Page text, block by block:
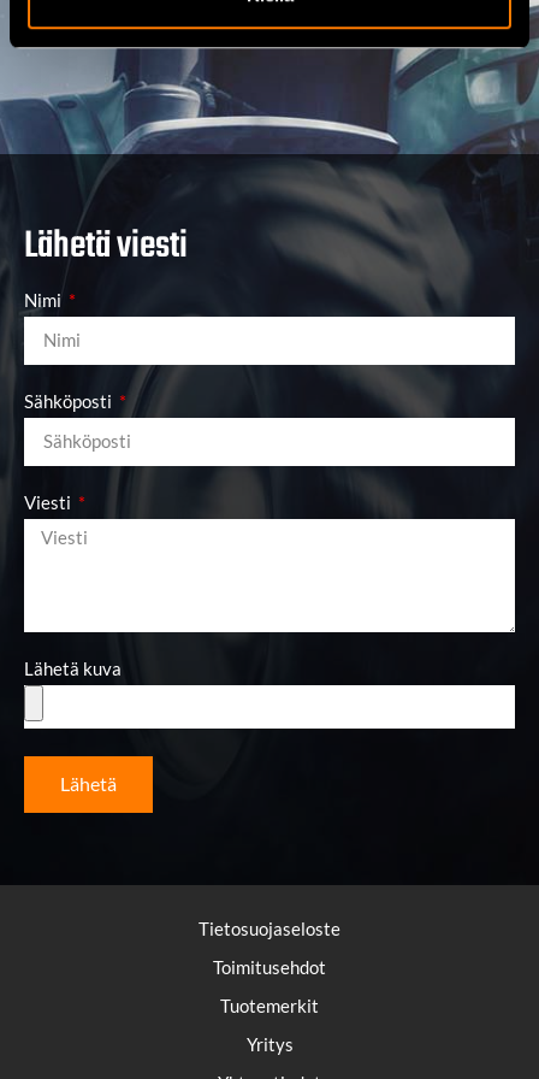
Lähetä viesti
Nimi
Sähköposti
Viesti
Lähetä kuva
Lähetä
Tietosuojaseloste
Toimitusehdot
Tuotemerkit
Yritys